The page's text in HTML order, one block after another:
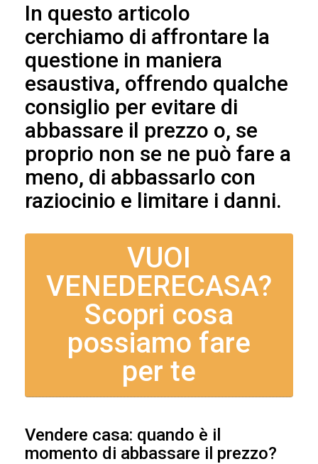
In questo articolo
cerchiamo di affrontare la
questione in maniera
esaustiva, offrendo qualche
consiglio per evitare di
abbassare il prezzo o, se
proprio non se ne può fare a
meno, di abbassarlo con
raziocinio e limitare i danni.
VUOI
VENEDERECASA?
Scopri cosa
possiamo fare
per te
Vendere casa: quando è il
momento di abbassare il prezzo?